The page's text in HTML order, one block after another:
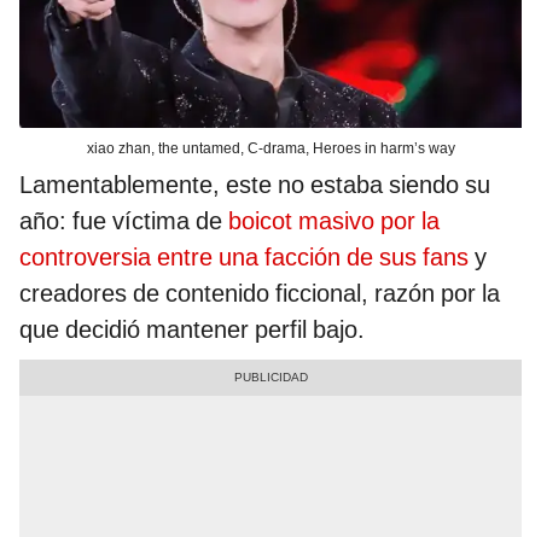
xiao zhan, the untamed, C-drama, Heroes in harm’s way
Lamentablemente, este no estaba siendo su
año: fue víctima de boicot masivo por la
controversia entre una facción de sus fans y
creadores de contenido ficcional, razón por la
que decidió mantener perfil bajo.